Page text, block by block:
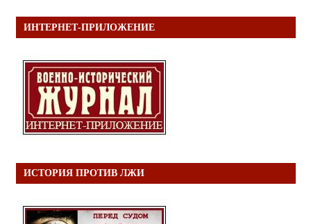
ИНТЕРНЕТ-ПРИЛОЖЕНИЕ
ИСТОРИЯ ПРОТИВ ЛЖИ